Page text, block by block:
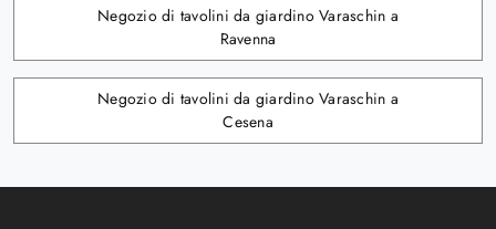
Negozio di tavolini da giardino Varaschin a
Ravenna
Negozio di tavolini da giardino Varaschin a
Cesena